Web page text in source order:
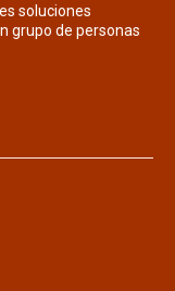
soluciones
grupo de personas